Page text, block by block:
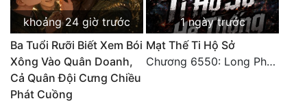
khoảng 24 giờ trước
Ba Tuổi Rưỡi Biết Xem Bói
Xông Vào Quân Doanh,
Cả Quân Đội Cưng Chiều
Phát Cuồng
1 ngày trước
Mạt Thế Ti Hộ Sở
Chương 6550: Long Phượng Thần Trận